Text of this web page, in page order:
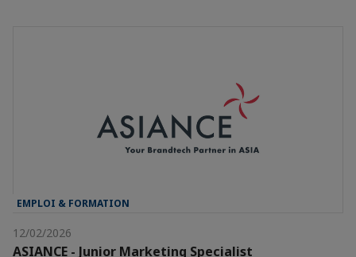
EMPLOI & FORMATION
12/02/2026
ASIANCE - Junior Marketing Specialist